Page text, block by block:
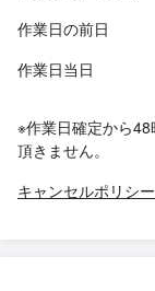
作業日の前日
作業日当日
※作業日確定から
頂きません。
キャンセルポリシ